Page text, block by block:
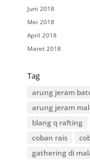
Juni 2018
Mei 2018
April 2018
Maret 2018
Tag
arung jeram
arung jeram
blang q rafting
coban rais
gathering di